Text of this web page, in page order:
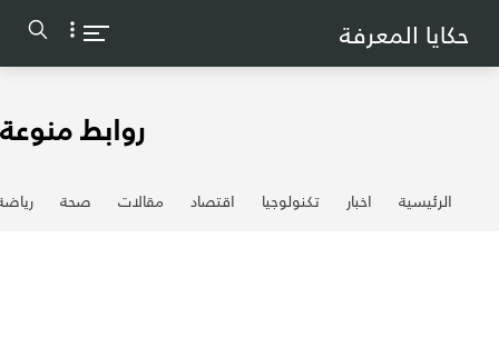
حكايا المعرفة
روابط منوعة
الرئيسية اخبار تكنولوجيا اقتصاد مقالات صحة